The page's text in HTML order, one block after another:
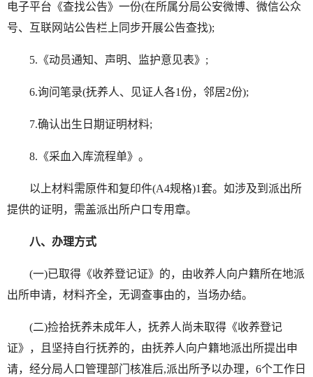
电子平台《查找公告》一份(在所属分局公安微博、微信公众
号、互联网站公告栏上同步开展公告查找);
5.《动员通知、声明、监护意见表》;
6.询问笔录(抚养人、见证人各1份，邻居2份);
7.确认出生日期证明材料;
8.《采血入库流程单》。
以上材料需原件和复印件(A4规格)1套。如涉及到派出所
提供的证明，需盖派出所户口专用章。
八、办理方式
(一)已取得《收养登记证》的，由收养人向户籍所在地派
出所申请，材料齐全，无调查事由的，当场办结。
(二)捡拾抚养未成年人，抚养人尚未取得《收养登记
证》，且坚持自行抚养的，由抚养人向户籍地派出所提出申
请，经分局人口管理部门核准后,派出所予以办理，6个工作日